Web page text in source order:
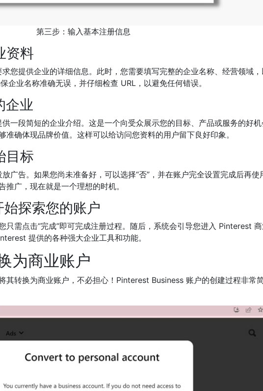
第三步：输入基本注册信息
资料
您提供企业的详细信息。此时，您需要填写完整的企业名称、经营领域
企业名称准确无误，并仔细检查 URL，以避免任何错误。
企业
一段简短的企业介绍。这是一个向受众展示您的目标、产品或服务的好
准确体现品牌价值。这样可以给访问您资料的用户留下良好印象。
目标
广告。如果您尚未准备好，可以选择“否”，并在账户完全设置完成后再使
广，现在就是一个理想的时机。
探索您的账户
只需点击“完成”即可完成注册过程。随后，系统会引导您进入 Pinterest
提供的各种强大企业工具和功能。
为商业账户
其转换为商业账户，不必担心！Pinterest Business 账户的创建过程非常简